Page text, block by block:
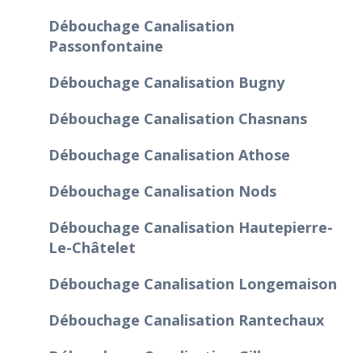
Débouchage Canalisation
Passonfontaine
Débouchage Canalisation Bugny
Débouchage Canalisation Chasnans
Débouchage Canalisation Athose
Débouchage Canalisation Nods
Débouchage Canalisation Hautepierre-
Le-Châtelet
Débouchage Canalisation Longemaison
Débouchage Canalisation Rantechaux